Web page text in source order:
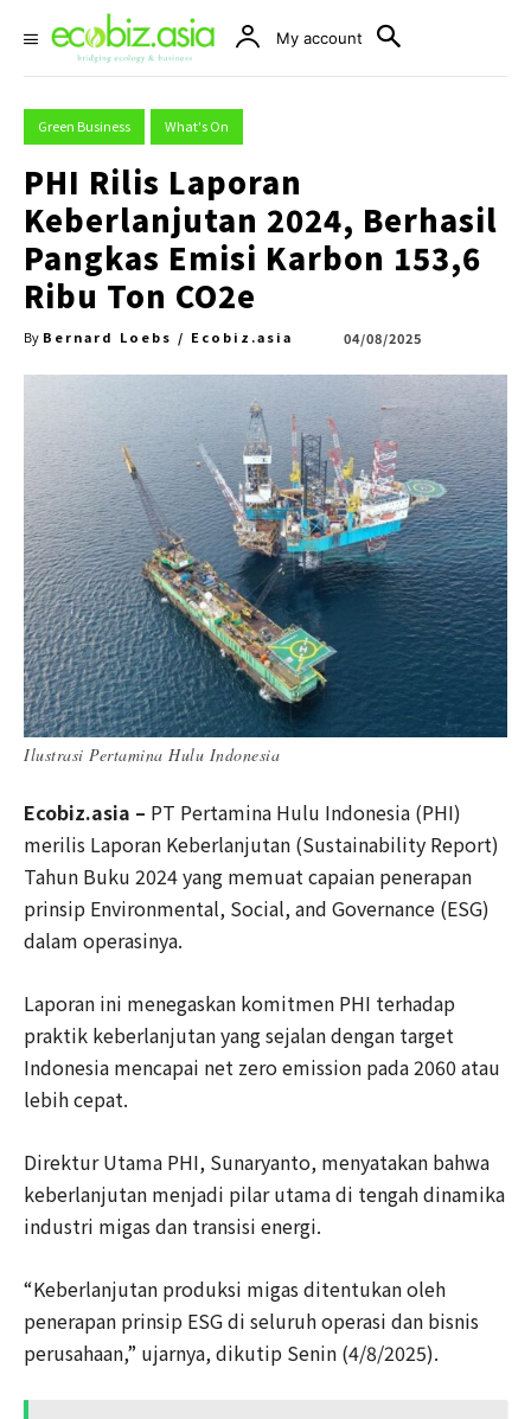
My account
Green Business What's On
PHI Rilis Laporan
Keberlanjutan 2024, Berhasil
Pangkas Emisi Karbon 153,6
Ribu Ton CO2e
By Bernard Loebs / Ecobiz.asia 04/08/2025
Ilustrasi Pertamina Hulu Indonesia
Ecobiz.asia – PT Pertamina Hulu Indonesia (PHI)
merilis Laporan Keberlanjutan (Sustainability Report)
Tahun Buku 2024 yang memuat capaian penerapan
prinsip Environmental, Social, and Governance (ESG)
dalam operasinya.
Laporan ini menegaskan komitmen PHI terhadap
praktik keberlanjutan yang sejalan dengan target
Indonesia mencapai net zero emission pada 2060 atau
lebih cepat.
Direktur Utama PHI, Sunaryanto, menyatakan bahwa
keberlanjutan menjadi pilar utama di tengah dinamika
industri migas dan transisi energi.
“Keberlanjutan produksi migas ditentukan oleh
penerapan prinsip ESG di seluruh operasi dan bisnis
perusahaan,” ujarnya, dikutip Senin (4/8/2025).